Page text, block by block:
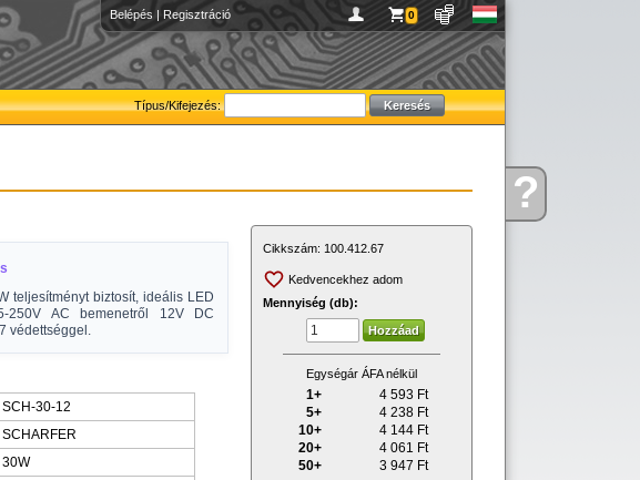
Kérdése?
Belépés | Regisztráció 0
Típus/Kifejezés:
teljesítményt biztosít, ideális LED
250V AC bemenetről 12V DC
védettséggel.
SCH-30-12
SCHARFER
30W
Cikkszám: 100.412.67
Kedvencekhez adom
Mennyiség (db):
Egységár ÁFA nélkül
1+ 4 593 Ft
5+
4 238 Ft
10+
4 144 Ft
20+
4 061 Ft
50+
3 947 Ft